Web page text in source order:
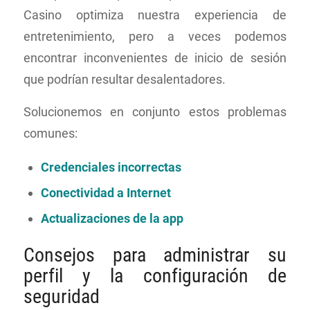
Casino optimiza nuestra experiencia de
entretenimiento, pero a veces podemos
encontrar inconvenientes de inicio de sesión
que podrían resultar desalentadores.
Solucionemos en conjunto estos problemas
comunes:
Credenciales incorrectas
Conectividad a Internet
Actualizaciones de la app
Consejos para administrar su
perfil y la configuración de
seguridad